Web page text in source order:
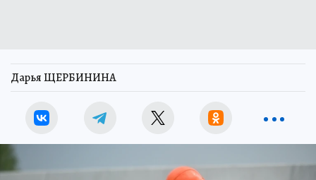
Дарья ЩЕРБИНИНА